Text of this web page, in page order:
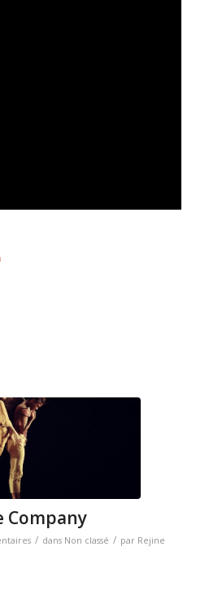
Company
/ dans Non classé / par Rejine